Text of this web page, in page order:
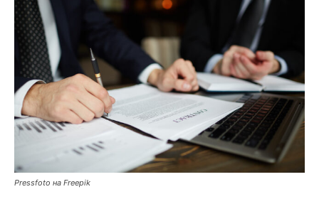
Pressfoto на Freepik